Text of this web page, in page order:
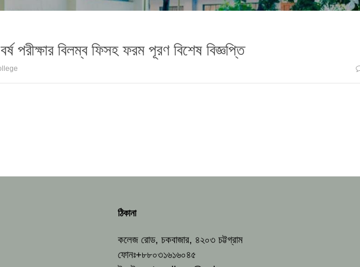
পরীক্ষার বিলম্ব ফিসহ ফরম পূরণ বিশেষ বিজ্ঞপ্তি
ঠিকানা
কলেজ রোড, চকবাজার, ৪২০৩ চট্টগ্রাম
ফোনঃ+৮৮০৩১৬১৬০৪৫